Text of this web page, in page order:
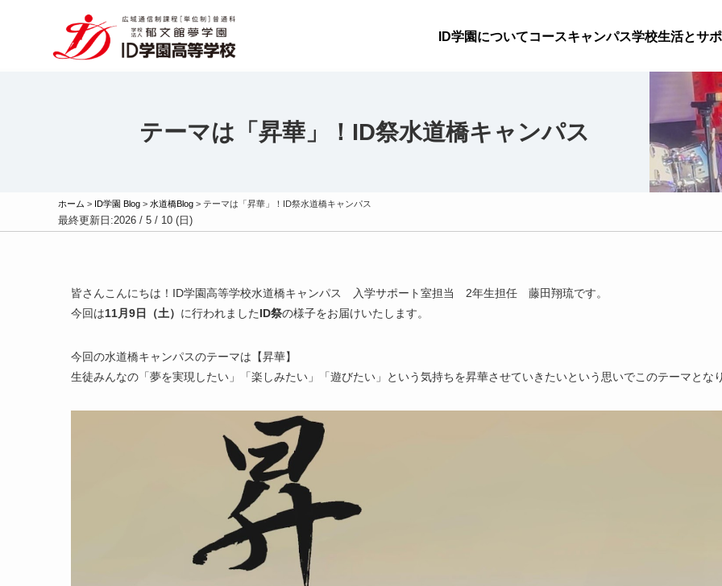
ID学園についてコースキャンパス学校生活とサ
テーマは「昇華」！ID祭水道橋キャンパス
ホーム > ID学園 Blog > 水道橋Blog > テーマは「昇華」！ID祭水道橋キャンパス
最終更新日:2026 / 5 / 10 (日)
皆さんこんにちは！ID学園高等学校水道橋キャンパス 入学サポート室担当 2年生担任 藤田翔琉です。
今回は11月9日（土） に行われましたID祭の様子をお届けいたします。
今回の水道橋キャンパスのテーマは【昇華】
生徒みんなの「夢を実現したい」「楽しみたい」「遊びたい」という気持ちを昇華させていきたいという思いでこのテーマとな